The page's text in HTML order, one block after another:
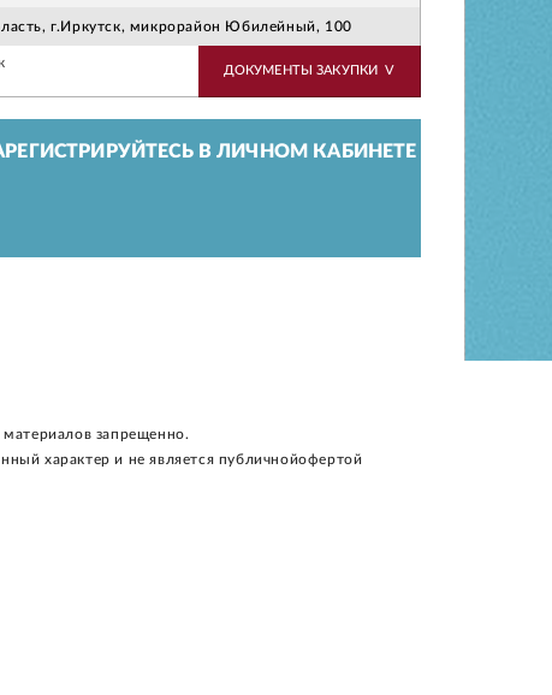
г.Иркутск, микрорайон Юбилейный, 100
ДОКУМЕНТЫ ЗАКУПКИ V
В ЛИЧНОМ КАБИНЕТЕ
запрещенно.
характер и не является публичнойофертой